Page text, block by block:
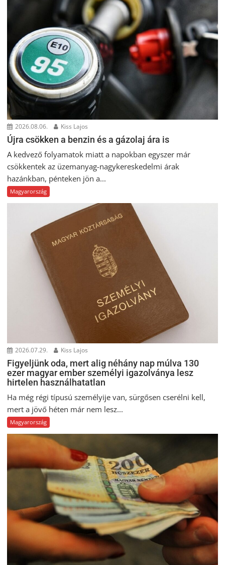
2026.08.06. Kiss Lajos
Újra csökken a benzin és a gázolaj ára is
A kedvező folyamatok miatt a napokban egyszer már
csökkentek az üzemanyag-nagykereskedelmi árak
hazánkban, pénteken jön a...
Magyarország
2026.07.29. Kiss Lajos
Figyeljünk oda, mert alig néhány nap múlva 130
ezer magyar ember személyi igazolványa lesz
hirtelen használhatatlan
Ha még régi típusú személyije van, sürgősen cserélni kell,
mert a jövő héten már nem lesz...
Magyarország